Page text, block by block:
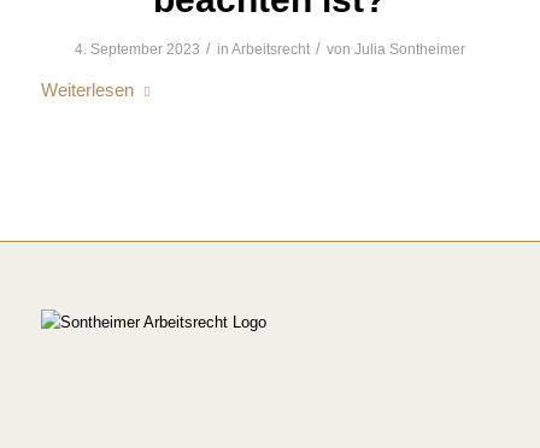
4. September 2023 / in Arbeitsrecht / von Julia Sontheimer
Weiterlesen